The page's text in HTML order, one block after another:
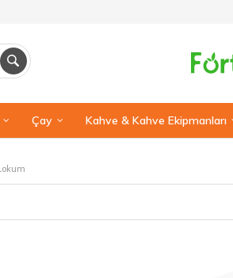
Çay Kahve & Kahve Ekipmanları